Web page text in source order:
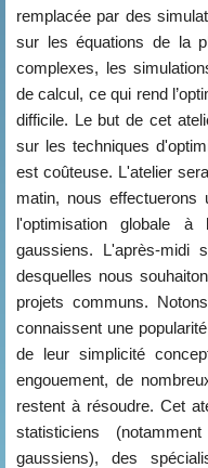
remplacée par des
sur les équations de la
complexes, les
de calcul, ce qui rend
difficile. Le but de cet
sur les techniques
est coûteuse. L'atelier
matin, nous
l'optimisation globale
gaussiens. L'après-midi
desquelles nous
projets communs.
connaissent une
de leur simplicité
engouement, de
restent à résoudre. Cet
statisticiens
gaussiens), des